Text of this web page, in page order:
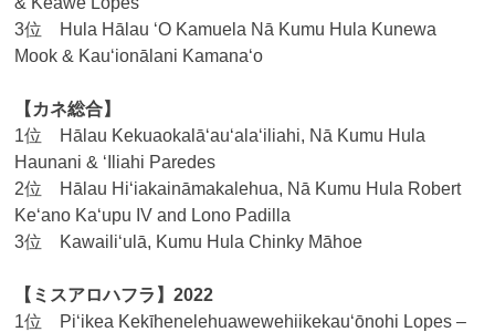
3位 Hula Hālau ‘O Kamuela Nā Kumu Hula Kunewa
Mook & Kauʻionālani Kamanaʻo
【カネ総合】
1位 Hālau Kekuaokalā‘au‘ala‘iliahi, Nā Kumu Hula
Haunani & ʻIliahi Paredes
2位 Hālau Hi‘iakaināmakalehua, Nā Kumu Hula Robert
Keʻano Kaʻupu IV and Lono Padilla
3位 Kawaili‘ulā, Kumu Hula Chinky Māhoe
【ミスアロハフラ】2022
1位 Pi‘ikea Kekīhenelehuawewehiikekau‘ōnohi Lopes –